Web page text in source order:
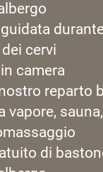
cervi
camera
reparto
vapore,
di